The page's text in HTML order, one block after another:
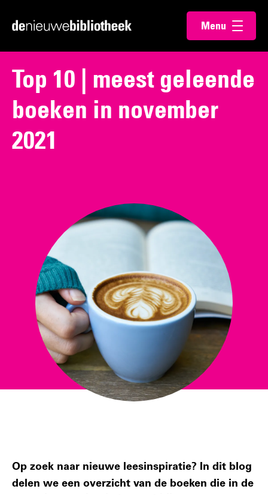
direct
content
direct
footer
Ga
homepagina
Menu
openen
Top 10 | meest geleende
boeken in november
2021
Op zoek naar nieuwe leesinspiratie? In dit blog
delen we een overzicht van de boeken die in de